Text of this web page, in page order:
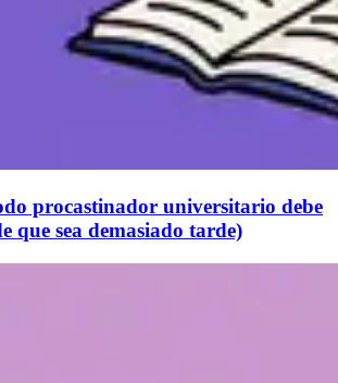
procastinador universitario debe
que sea demasiado tarde)